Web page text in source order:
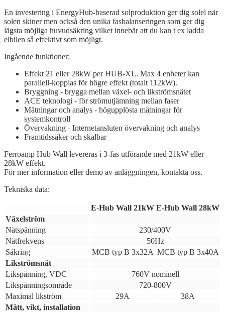
En investering i EnergyHub-baserad solproduktion ger dig solel när
solen skiner men också den unika fasbalanseringen som ger dig
lägsta möjliga huvudsäkring vilket innebär att du kan t ex ladda
elbilen så effektivt som möjligt.
Ingående funktioner:
Effekt 21 eller 28kW per HUB-XL. Max 4 enheter kan
parallell-kopplas för högre effekt (totalt 112kW).
Bryggning - brygga mellan växel- och likströmsnätet
ACE teknologi - för strömutjämning mellan faser
Mätningar och analys - högupplösta mätningar för
systemkontroll
Övervakning - Internetansluten övervakning och analys
Framtidssäker och skalbar
Ferroamp Hub Wall levereras i 3-fas utförande med 21kW eller
28kW effekt.
För mer information eller demo av anläggningen, kontakta oss.
Tekniska data:
E-Hub Wall 21kW E-Hub Wall 28kW
Växelström
Nätspänning
230/400V
Nätfrekvens
50Hz
Säkring
MCB typ B 3x32A MCB typ B 3x40A
Likströmsnät
Likspänning, VDC
760V nominell
Likspänningsområde
720-800V
Maximal likström
29A
38A
Mått, vikt, installation